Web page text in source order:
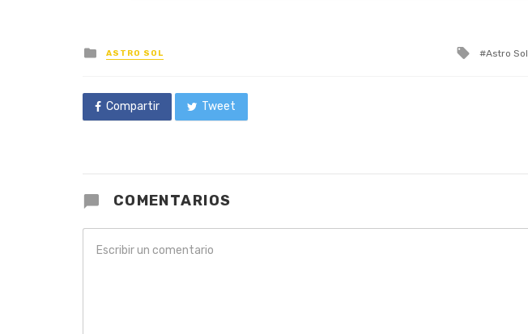
Posted
in
ASTRO SOL
Tagged
Astro Sol
Compartir Tweet
COMENTARIOS